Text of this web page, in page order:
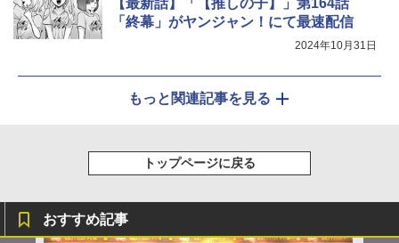
【最新話】「【推しの子】」第164話
「終幕」がヤンジャン！にて最速配信
2024年10月31日
もっと関連記事を見る
トップページに戻る
おすすめ記事